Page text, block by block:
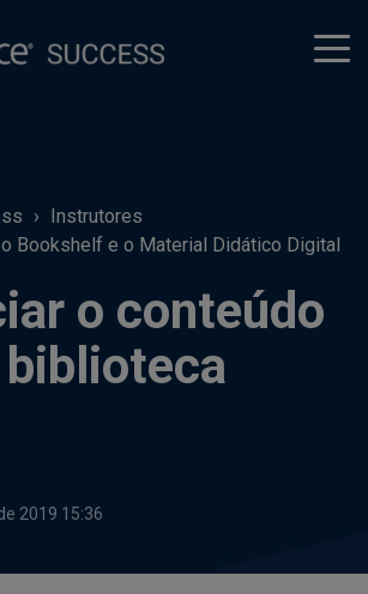
Instrutores
Bookshelf e o Material Didático Digital
o conteúdo
2019 15:36